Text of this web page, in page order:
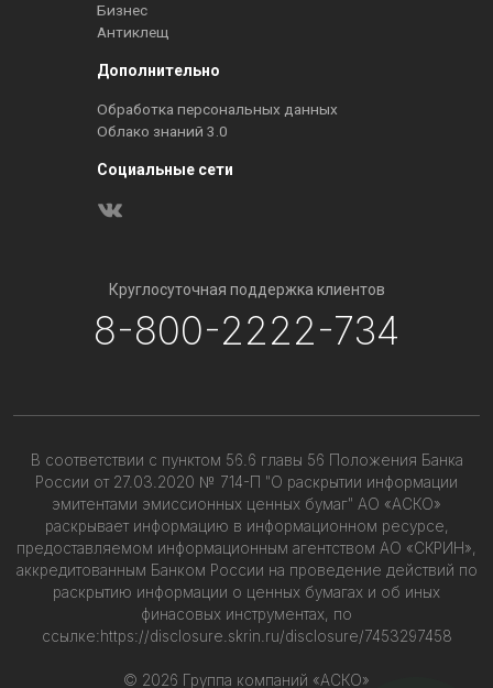
Бизнес
Антиклещ
Дополнительно
Обработка персональных данных
Облако знаний 3.0
Социальные сети
Круглосуточная поддержка клиентов
8-800-2222-734
В соответствии с пунктом 56.6 главы 56 Положения Банка
России от 27.03.2020 № 714-П "О раскрытии информации
эмитентами эмиссионных ценных бумаг" АО «АСКО»
раскрывает информацию в информационном ресурсе,
предоставляемом информационным агентством АО «СКРИН»,
аккредитованным Банком России на проведение действий по
раскрытию информации о ценных бумагах и об иных
финасовых инструментах, по
ссылке:https://disclosure.skrin.ru/disclosure/7453297458
© 2026 Группа компаний «АСКО»